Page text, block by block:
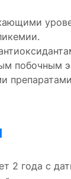
побочным
2 года с